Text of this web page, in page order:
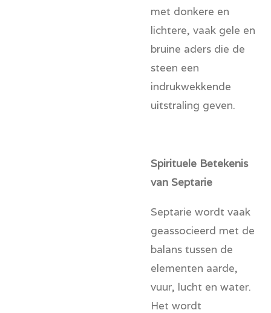
met donkere en
lichtere, vaak gele en
bruine aders die de
steen een
indrukwekkende
uitstraling geven.
Spirituele Betekenis
van Septarie
Septarie wordt vaak
geassocieerd met de
balans tussen de
elementen aarde,
vuur, lucht en water.
Het wordt